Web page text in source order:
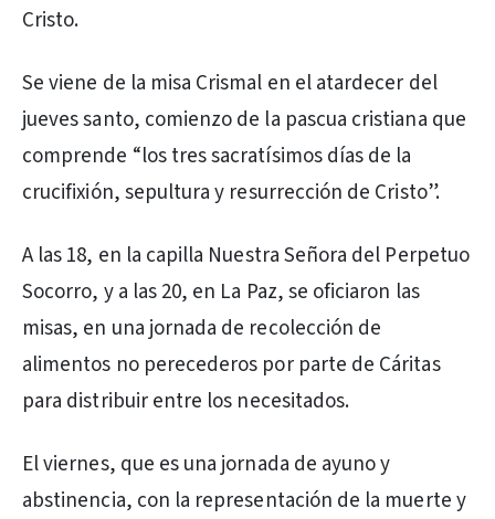
Cristo.
Se viene de la misa Crismal en el atardecer del
jueves santo, comienzo de la pascua cristiana que
comprende “los tres sacratísimos días de la
crucifixión, sepultura y resurrección de Cristo”.
A las 18, en la capilla Nuestra Señora del Perpetuo
Socorro, y a las 20, en La Paz, se oficiaron las
misas, en una jornada de recolección de
alimentos no perecederos por parte de Cáritas
para distribuir entre los necesitados.
El viernes, que es una jornada de ayuno y
abstinencia, con la representación de la muerte y